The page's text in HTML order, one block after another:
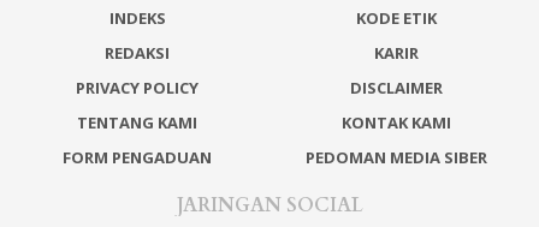
INDEKS
KODE ETIK
REDAKSI
KARIR
PRIVACY POLICY
DISCLAIMER
TENTANG KAMI
KONTAK KAMI
FORM PENGADUAN
PEDOMAN MEDIA SIBER
JARINGAN SOCIAL